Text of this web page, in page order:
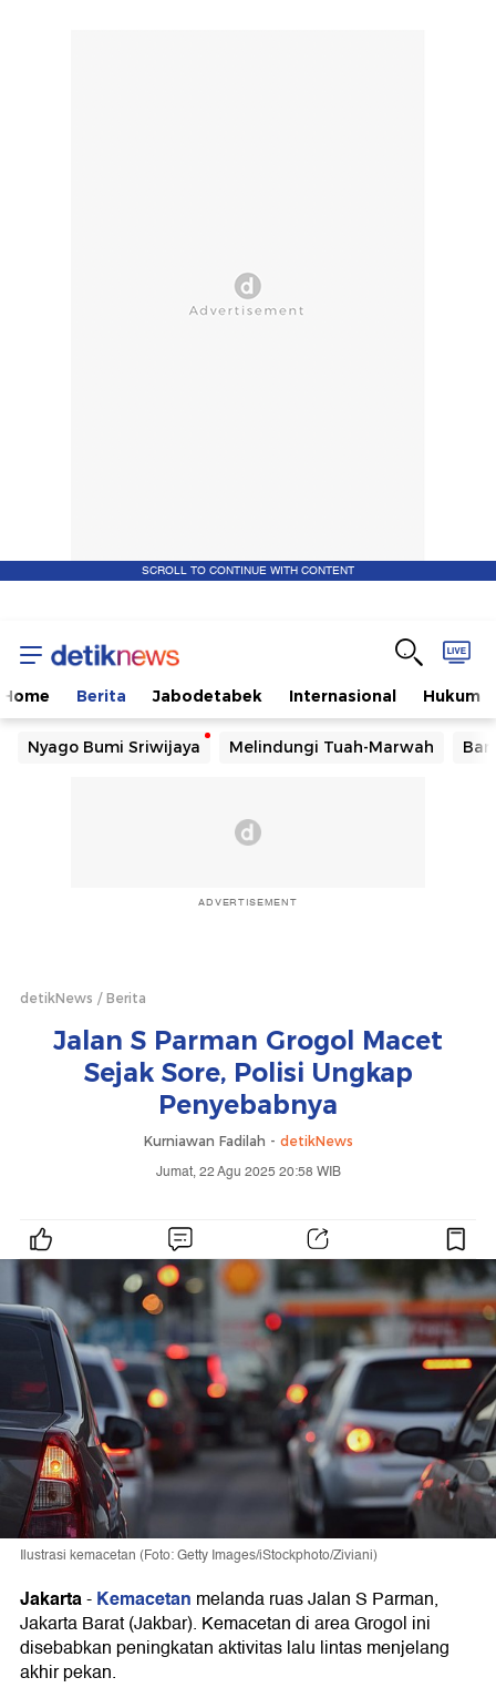
SCROLL TO CONTINUE WITH CONTENT
Home Berita Jabodetabek Internasional Hukum
Nyago Bumi Sriwijaya Melindungi Tuah-Marwah
ADVERTISEMENT
detikNews Berita
Jalan S Parman Grogol Macet
Sejak Sore, Polisi Ungkap
Penyebabnya
Kurniawan Fadilah - detikNews
Jumat, 22 Agu 2025 20:58 WIB
Ilustrasi kemacetan (Foto: Getty Images/iStockphoto/Ziviani)
Jakarta-Kemacetan melanda ruas Jalan S Parman,
Jakarta Barat (Jakbar). Kemacetan di area Grogol ini
disebabkan peningkatan aktivitas lalu lintas menjelang
akhir pekan.